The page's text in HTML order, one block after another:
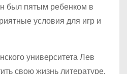
был пятым ребенком в
условия для игр и
университета Лев
свою жизнь литературе.